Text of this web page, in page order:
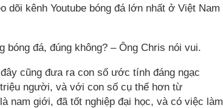
kênh Youtube bóng đá lớn nhất ở Việt Nam
đá, đúng không? – Ông Chris nói vui.
cũng đưa ra con số ước tính đáng ngạc
người, và với con số cụ thể hơn từ
nam giới, đã tốt nghiệp đại học, và có việc làm